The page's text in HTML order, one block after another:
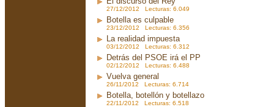
27/12/2012 Lecturas: 6.049
Botella es culpable
23/12/2012 Lecturas: 6.356
La realidad impuesta
03/12/2012 Lecturas: 6.312
Detrás del PSOE irá el PP
02/12/2012 Lecturas: 6.488
Vuelva general
26/11/2012 Lecturas: 6.714
Botella, botellón y botellazo
22/11/2012 Lecturas: 6.518